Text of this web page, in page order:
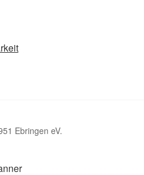
Ebringen eV.